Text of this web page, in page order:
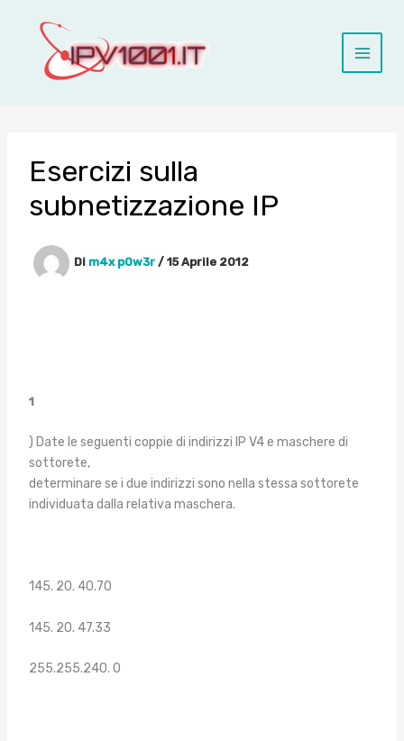
contenuto
Esercizi sulla
subnetizzazione IP
Di m4x p0w3r / 15 Aprile 2012
1
) Date le seguenti coppie di indirizzi IP V4 e maschere di
sottorete,
determinare se i due indirizzi sono nella stessa sottorete
individuata dalla relativa maschera.
145. 20. 40.70
145. 20. 47.33
255.255.240. 0